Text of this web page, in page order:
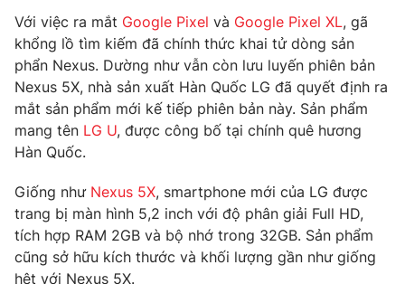
Thế giới đó đây
Câu chuyện quốc tế
Tài chính
Thị trường
Góc doanh nghiệp
Dữ liệu và đời sống
Truyền hình
Phim VTV
Hậu trường
Nhân vật
Khán giả
Điện ảnh
Âm nhạc
Sao
Đời sống
Du lịch
Giáo dục
Với việc ra mắt Google Pixel và Google Pixel XL, gã
khổng lồ tìm kiếm đã chính thức khai tử dòng sản
phẩn Nexus. Dường như vẫn còn lưu luyến phiên bản
Nexus 5X, nhà sản xuất Hàn Quốc LG đã quyết định ra
mắt sản phẩm mới kế tiếp phiên bản này. Sản phẩm
mang tên LG U, được công bố tại chính quê hương
Hàn Quốc.
Giống như Nexus 5X, smartphone mới của LG được
trang bị màn hình 5,2 inch với độ phân giải Full HD,
tích hợp RAM 2GB và bộ nhớ trong 32GB. Sản phẩm
cũng sở hữu kích thước và khối lượng gần như giống
hệt với Nexus 5X.